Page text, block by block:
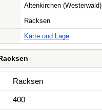
Altenkirchen (Westerwald)
Racksen
Karte und Lage
Racksen
400